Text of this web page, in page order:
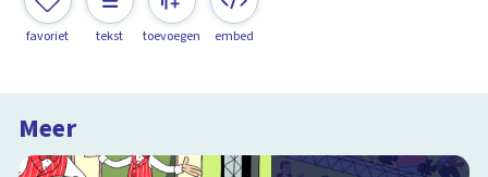
favoriet tekst toevoegen embed
Meer